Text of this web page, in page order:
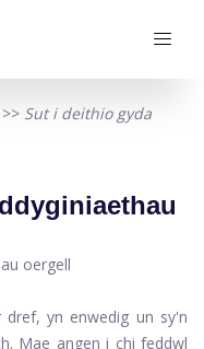
>> Sut i deithio gyda
yn enwedig un sy'n
Mae angen i chi feddwl